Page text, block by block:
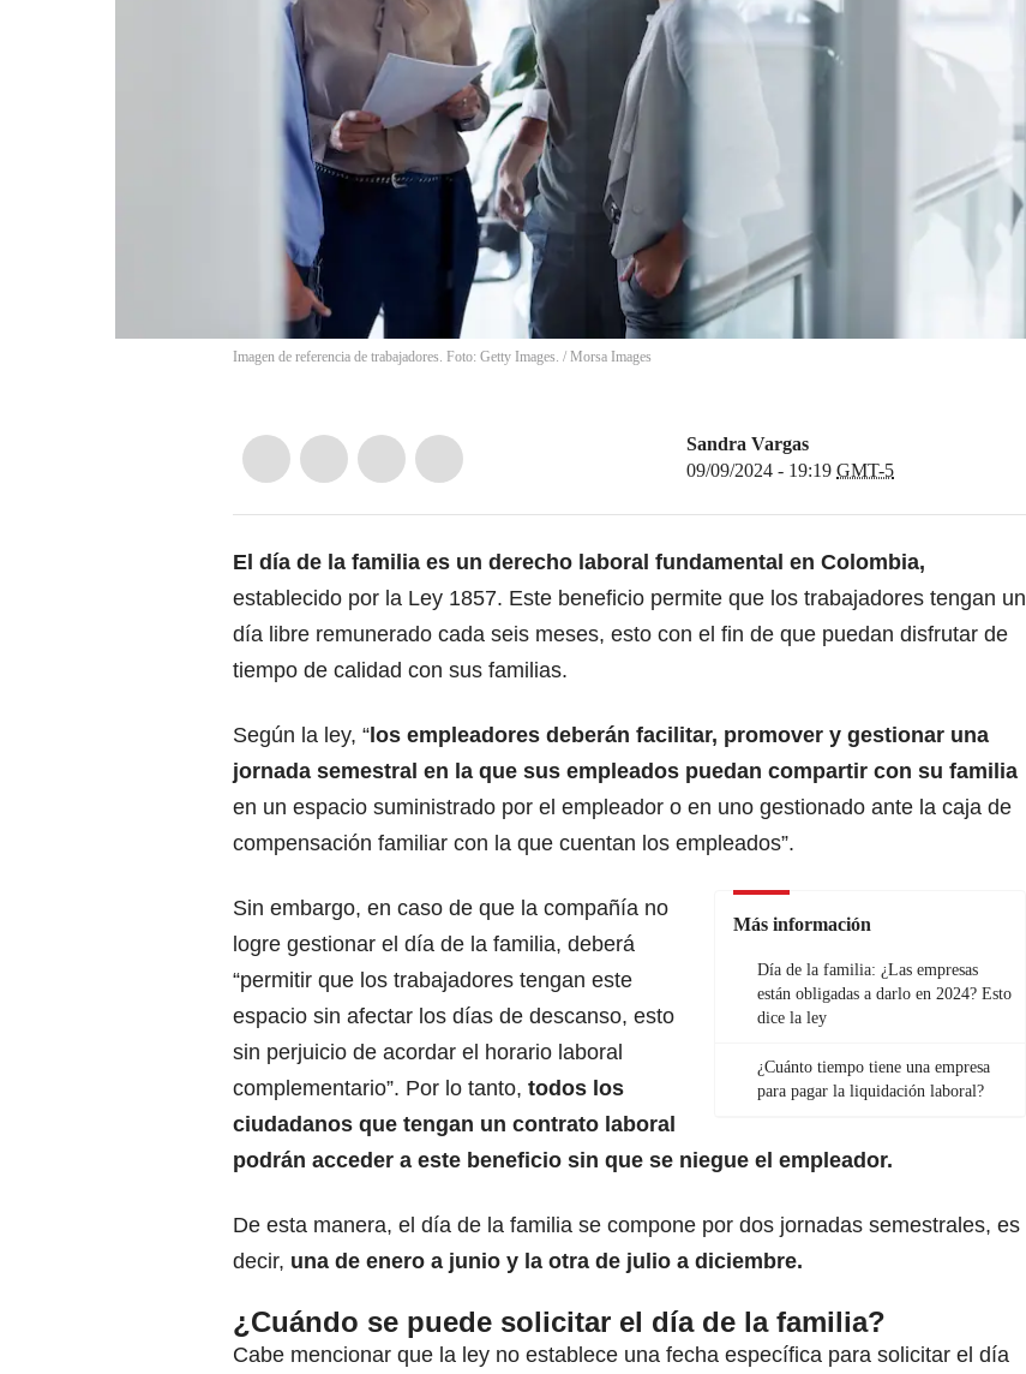
Imagen de referencia de trabajadores. Foto: Getty Images. / Morsa Images
Sandra Vargas
09/09/2024 - 19:19 GMT-5
El día de la familia es un derecho laboral fundamental en Colombia,
establecido por la Ley 1857. Este beneficio permite que los trabajadores tengan un
día libre remunerado cada seis meses, esto con el fin de que puedan disfrutar de
tiempo de calidad con sus familias.
Según la ley, “ los empleadores deberán facilitar, promover y gestionar una
jornada semestral en la que sus empleados puedan compartir con su familia
en un espacio suministrado por el empleador o en uno gestionado ante la caja de
compensación familiar con la que cuentan los empleados”.
Más información
Día de la familia: ¿Las empresas
están obligadas a darlo en 2024? Esto
dice la ley
¿Cuánto tiempo tiene una empresa
para pagar la liquidación laboral?
Sin embargo, en caso de que la compañía no
logre gestionar el día de la familia, deberá
“permitir que los trabajadores tengan este
espacio sin afectar los días de descanso, esto
sin perjuicio de acordar el horario laboral
complementario”. Por lo tanto, todos los
ciudadanos que tengan un contrato laboral
podrán acceder a este beneficio sin que se niegue el empleador.
De esta manera, el día de la familia se compone por dos jornadas semestrales, es
decir, una de enero a junio y la otra de julio a diciembre.
¿Cuándo se puede solicitar el día de la familia?
Cabe mencionar que la ley no establece una fecha específica para solicitar el día